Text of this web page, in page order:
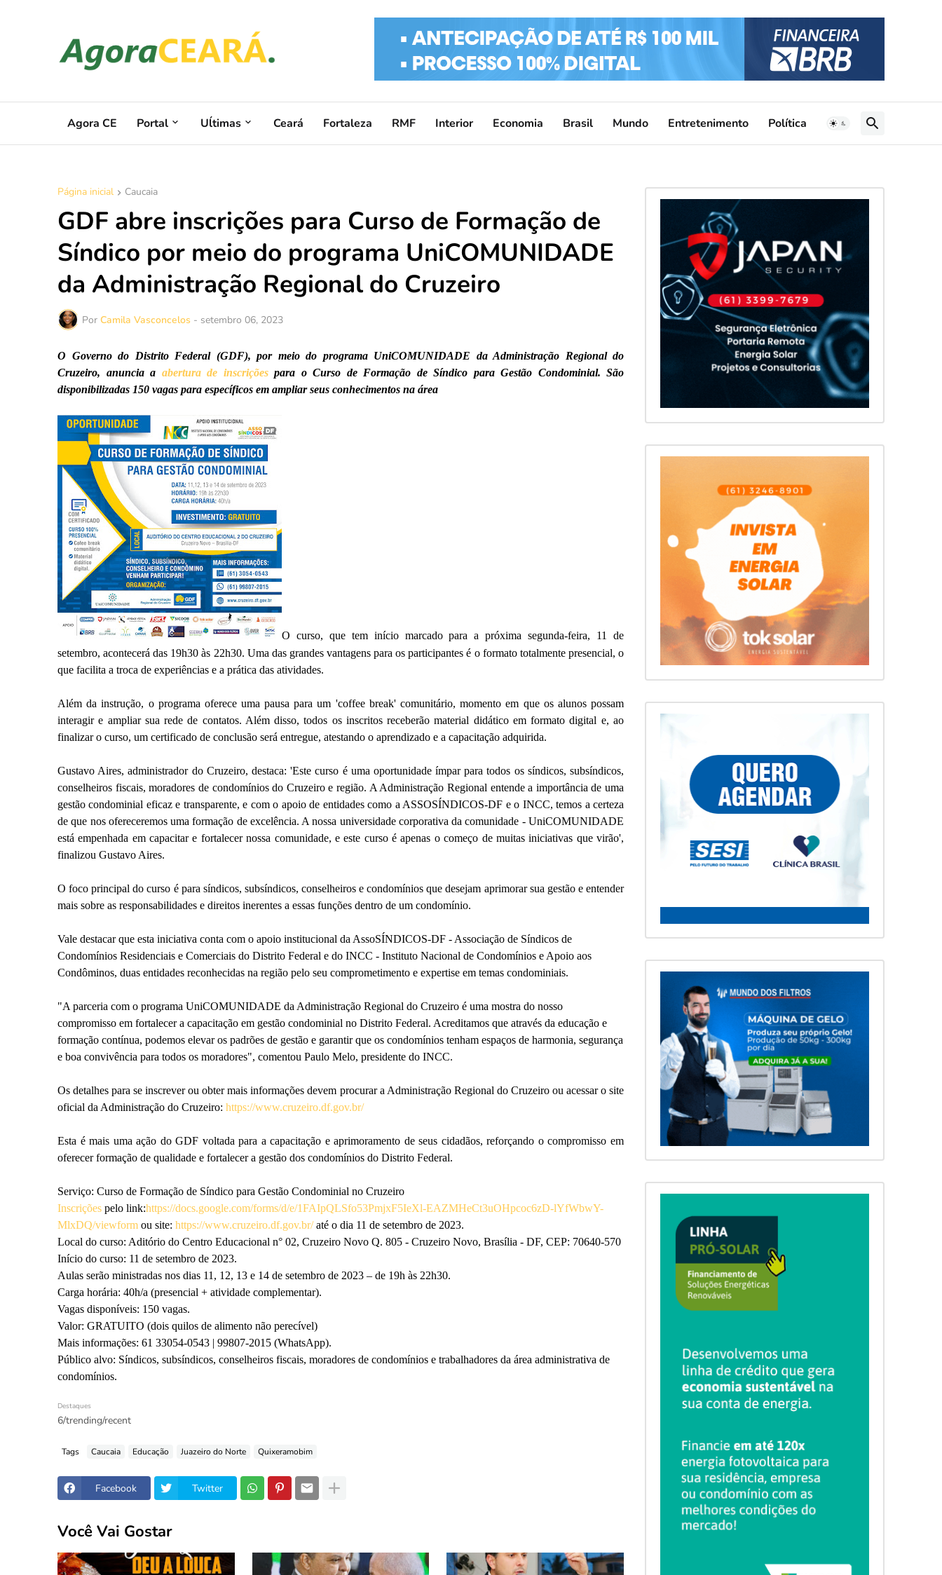
Agora CE Portal Uĺtimas Ceará Fortaleza RMF Interior Economia Brasil Mundo Entretenimento Política
Página inicial Caucaia
GDF abre inscrições para Curso de Formação de
Síndico por meio do programa UniCOMUNIDADE
da Administração Regional do Cruzeiro
Por Camila Vasconcelos - setembro 06, 2023
O Governo do Distrito Federal (GDF), por meio do programa UniCOMUNIDADE da Administração Regional do
Cruzeiro, anuncia a abertura de inscriçõespara o Curso de Formação de Síndico para Gestão Condominial. São
disponibilizadas 150 vagas para específicos em ampliar seus conhecimentos na área
O curso, que tem início marcado para a próxima segunda-feira, 11 de
setembro, acontecerá das 19h30 às 22h30. Uma das grandes vantagens para os participantes é o formato totalmente presencial, o
que facilita a troca de experiências e a prática das atividades.
Além da instrução, o programa oferece uma pausa para um 'coffee break' comunitário, momento em que os alunos possam
interagir e ampliar sua rede de contatos. Além disso, todos os inscritos receberão material didático em formato digital e, ao
finalizar o curso, um certificado de conclusão será entregue, atestando o aprendizado e a capacitação adquirida.
Gustavo Aires, administrador do Cruzeiro, destaca: 'Este curso é uma oportunidade ímpar para todos os síndicos, subsíndicos,
conselheiros fiscais, moradores de condomínios do Cruzeiro e região. A Administração Regional entende a importância de uma
gestão condominial eficaz e transparente, e com o apoio de entidades como a ASSOSÍNDICOS-DF e o INCC, temos a certeza
de que nos ofereceremos uma formação de excelência. A nossa universidade corporativa da comunidade - UniCOMUNIDADE
está empenhada em capacitar e fortalecer nossa comunidade, e este curso é apenas o começo de muitas iniciativas que virão',
finalizou Gustavo Aires.
O foco principal do curso é para síndicos, subsíndicos, conselheiros e condomínios que desejam aprimorar sua gestão e entender
mais sobre as responsabilidades e direitos inerentes a essas funções dentro de um condomínio.
Vale destacar que esta iniciativa conta com o apoio institucional da AssoSÍNDICOS-DF - Associação de Síndicos de
Condomínios Residenciais e Comerciais do Distrito Federal e do INCC - Instituto Nacional de Condomínios e Apoio aos
Condôminos, duas entidades reconhecidas na região pelo seu comprometimento e expertise em temas condominiais.
"A parceria com o programa UniCOMUNIDADE da Administração Regional do Cruzeiro é uma mostra do nosso
compromisso em fortalecer a capacitação em gestão condominial no Distrito Federal. Acreditamos que através da educação e
formação contínua, podemos elevar os padrões de gestão e garantir que os condomínios tenham espaços de harmonia, segurança
e boa convivência para todos os moradores", comentou Paulo Melo, presidente do INCC.
Os detalhes para se inscrever ou obter mais informações devem procurar a Administração Regional do Cruzeiro ou acessar o site
oficial da Administração do Cruzeiro: https://www.cruzeiro.df.gov.br/
Esta é mais uma ação do GDF voltada para a capacitação e aprimoramento de seus cidadãos, reforçando o compromisso em
oferecer formação de qualidade e fortalecer a gestão dos condomínios do Distrito Federal.
Serviço: Curso de Formação de Síndico para Gestão Condominial no Cruzeiro
Inscrições pelo link:https://docs.google.com/forms/d/e/1FAIpQLSfo53PmjxF5IeXl-EAZMHeCt3uOHpcoc6zD-lYfWbwY-
MlxDQ/viewform ou site: https://www.cruzeiro.df.gov.br/até o dia 11 de setembro de 2023.
Local do curso: Aditório do Centro Educacional n° 02, Cruzeiro Novo Q. 805 - Cruzeiro Novo, Brasília - DF, CEP: 70640-570
Início do curso: 11 de setembro de 2023.
Aulas serão ministradas nos dias 11, 12, 13 e 14 de setembro de 2023 – de 19h às 22h30.
Carga horária: 40h/a (presencial + atividade complementar).
Vagas disponíveis: 150 vagas.
Valor: GRATUITO (dois quilos de alimento não perecível)
Mais informações: 61 33054-0543 | 99807-2015 (WhatsApp).
Público alvo: Síndicos, subsíndicos, conselheiros fiscais, moradores de condomínios e trabalhadores da área administrativa de
condomínios.
Destaques
6/trending/recent
Tags Caucaia Educação Juazeiro do Norte Quixeramobim
Facebook Twitter
Você Vai Gostar